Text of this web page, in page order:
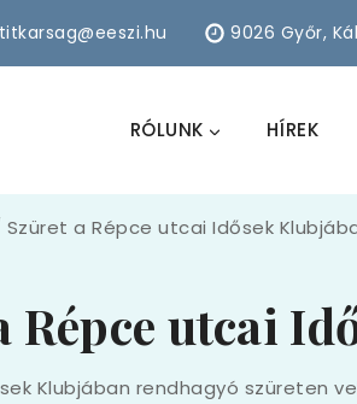
titkarsag@eeszi.hu 9026 Győr,
RÓLUNK HÍREK
Szüret a Répce utcai Idősek
Répce utcai
Klubjában rendhagyó szüreten